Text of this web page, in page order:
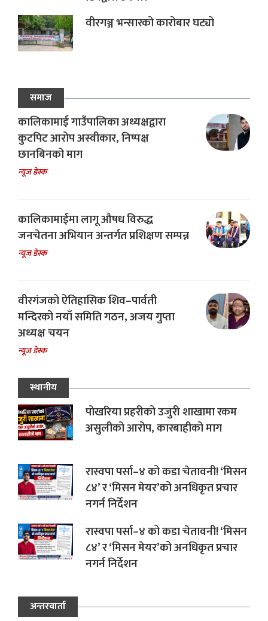
वीरगञ्ज भन्सारको कारोबार घट्यो
समाज
कालिकामाई गाउँपालिका अध्यक्षद्वारा
कुटपिट आरोप अस्वीकार, निष्पक्ष
छानबिनको माग
न्यूज डेस्क
कालिकामाईमा लागू औषध विरुद्ध
जनचेतना अभियान अन्तर्गत प्रशिक्षण सम्पन्न
न्यूज डेस्क
वीरगंजको ऐतिहासिक शिव–पार्वती
मन्दिरको नयाँ समिति गठन, अजय गुप्ता
अध्यक्ष चयन
न्यूज डेस्क
स्थानीय
पोखरिया प्रहरीको उजुरी शाखामा रकम
असुलीको आरोप, कारबाहीको माग
रास्वपा पर्सा–४ को कडा चेतावनी! ‘मिसन
८४’ र ‘मिसन मेयर’को अनधिकृत प्रचार
नगर्न निर्देशन
रास्वपा पर्सा–४ को कडा चेतावनी! ‘मिसन
८४’ र ‘मिसन मेयर’को अनधिकृत प्रचार
नगर्न निर्देशन
अन्तरवार्ता